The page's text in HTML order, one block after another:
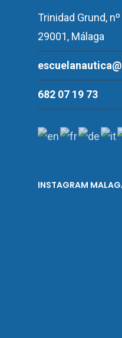
Trinidad Grund,
29001, Málaga
682 07 19 73
INSTAGRAM